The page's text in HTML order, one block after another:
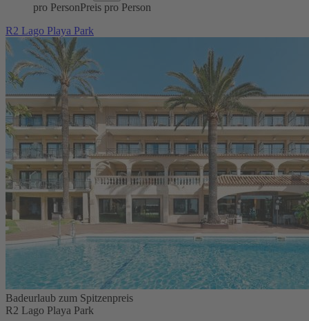
pro PersonPreis pro Person
R2 Lago Playa Park
Badeurlaub zum Spitzenpreis
R2 Lago Playa Park